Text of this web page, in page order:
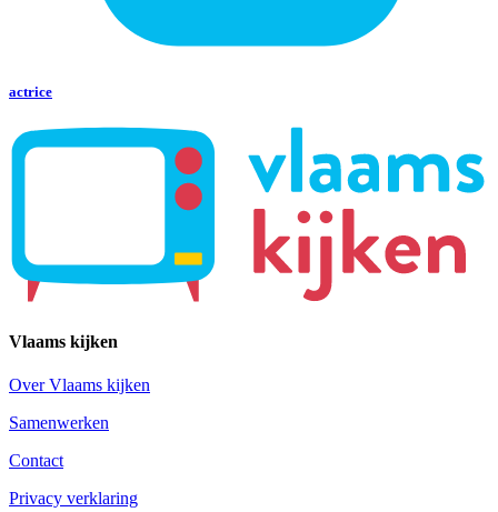
actrice
Vlaams kijken
Over Vlaams kijken
Samenwerken
Contact
Privacy verklaring